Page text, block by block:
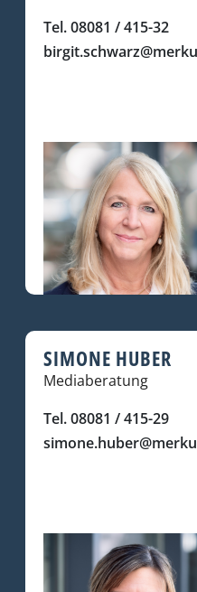
Tel. 08081 / 415-32
SIMONE HUBER
Mediaberatung
Tel. 08081 / 415-29